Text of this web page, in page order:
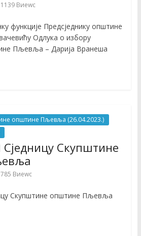
1139 Виеwс
функције Предсједнику општине
Одлука о избору
Пљевља – Дарија Вранеша
општине Пљевља (26.04.2023.)
Скупштине
785 Виеwс
Скупштине општине Пљевља